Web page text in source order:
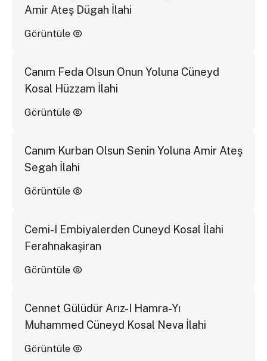
Amir Ateş Dügah İlahi
Görüntüle
Canım Feda Olsun Onun Yoluna Cüneyd
Kosal Hüzzam İlahi
Görüntüle
Canım Kurban Olsun Senin Yoluna Amir Ateş
Segah İlahi
Görüntüle
Cemi-I Embiyalerden Cuneyd Kosal İlahi
Ferahnakaşiran
Görüntüle
Cennet Gülüdür Arız-I Hamra-Yı
Muhammed Cüneyd Kosal Neva İlahi
Görüntüle